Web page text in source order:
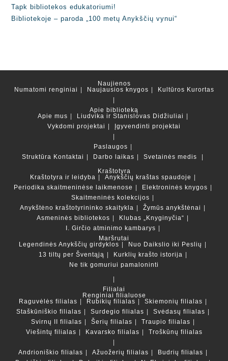
Tapk bibliotekos edukatoriumi!
Bibliotekoje – paroda „100 metų Anykščių vynui“
Naujienos
Numatomi renginiai
Naujausios knygos Kultūros Kurortas
Apie biblioteką
Apie mus
Liudvika ir Stanislovas Didžiuliai
Vykdomi projektai
Įgyvendinti projektai
Paslaugos
Struktūra Kontaktai Darbo laikas
Svetainės medis
Kraštotyra
Kraštotyra ir leidyba
Anykščių kraštas spaudoje
Periodika skaitmeninėse laikmenose
Elektroninės knygos
Skaitmeninės kolekcijos
Anykštėno kraštotyrininko skaitykla
Žymūs anykštėnai
Asmeninės bibliotekos
Klubas „Knyginyčia“
I. Girčio atminimo kambarys
Maršrutai
Legendinės Anykščių girdyklos
Nuo Daikslio iki Peslių
13 tiltų per Šventąją
Kurklių krašto istorija
Ne tik gomuriui pamaloninti
Filialai
Renginiai filialuose
Raguvėlės filialas
Rubikių filialas
Skiemonių filialas
Staškūniškio filialas
Surdegio filialas
Svėdasų filialas
Svirnų II filialas
Šerių filialas
Traupio filialas
Viešintų filialas
Kavarsko filialas Troškūnų filialas
Andrioniškio filialas Ažuožerių filialas
Budrių filialas